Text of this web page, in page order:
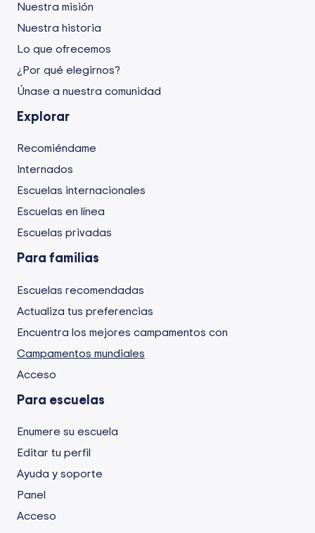
Nuestra misión
Nuestra historia
Lo que ofrecemos
¿Por qué elegirnos?
Únase a nuestra comunidad
Explorar
Recomiéndame
Internados
Escuelas internacionales
Escuelas en línea
Escuelas privadas
Para familias
Escuelas recomendadas
Actualiza tus preferencias
Encuentra los mejores campamentos con
Campamentos mundiales
Acceso
Para escuelas
Enumere su escuela
Editar tu perfil
Ayuda y soporte
Panel
Acceso